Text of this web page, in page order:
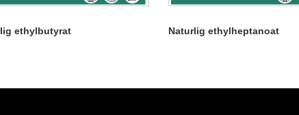
ethylbutyrat Naturlig ethylheptanoat